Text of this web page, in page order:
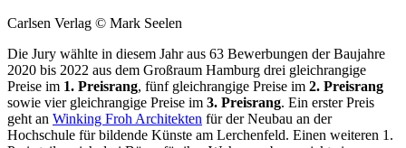
Carlsen Verlag © Mark Seelen
Die Jury wählte in diesem Jahr aus 63 Bewerbungen der Baujahre
2020 bis 2022 aus dem Großraum Hamburg drei gleichrangige
Preise im 1. Preisrang, fünf gleichrangige Preise im 2. Preisrang
sowie vier gleichrangige Preise im 3. Preisrang. Ein erster Preis
geht an Winking Froh Architekten für der Neubau an der
Hochschule für bildende Künste am Lerchenfeld. Einen weiteren 1.